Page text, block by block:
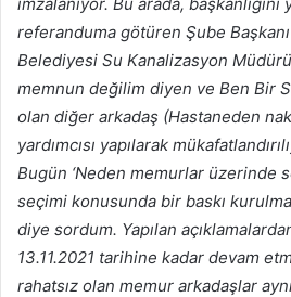
referanduma götüren Şube
Belediyesi Su Kanalizasyon
memnun değilim diyen ve Ben Bir
olan diğer arkadaş (Hastaneden
yardımcısı yapılarak
Bugün ‘Neden memurlar üzerinde
seçimi konusunda bir baskı
diye sordum. Yapılan
13.11.2021 tarihine kadar devam
rahatsız olan memur arkadaşlar